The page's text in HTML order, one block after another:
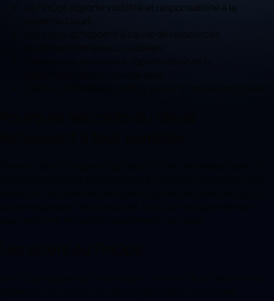
Le FinOps apporte visibilité et responsabilité à la